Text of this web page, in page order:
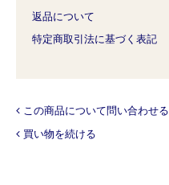
返品について
特定商取引法に基づく表記
この商品について問い合わせる
買い物を続ける